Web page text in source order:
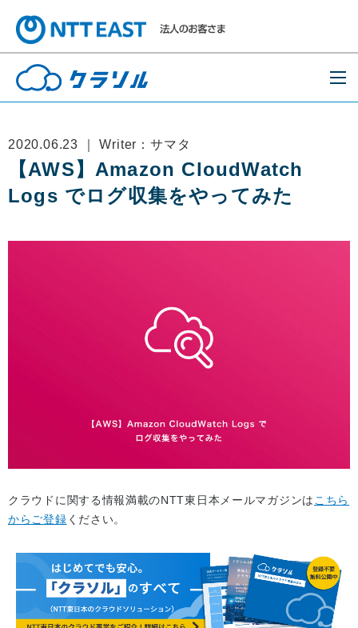
2020.06.23 ｜ Writer：サマタ
【AWS】Amazon CloudWatch
Logs でログ収集をやってみた
クラウドに関する情報満載のNTT東日本メールマガジンは こちら
からご登録 ください。